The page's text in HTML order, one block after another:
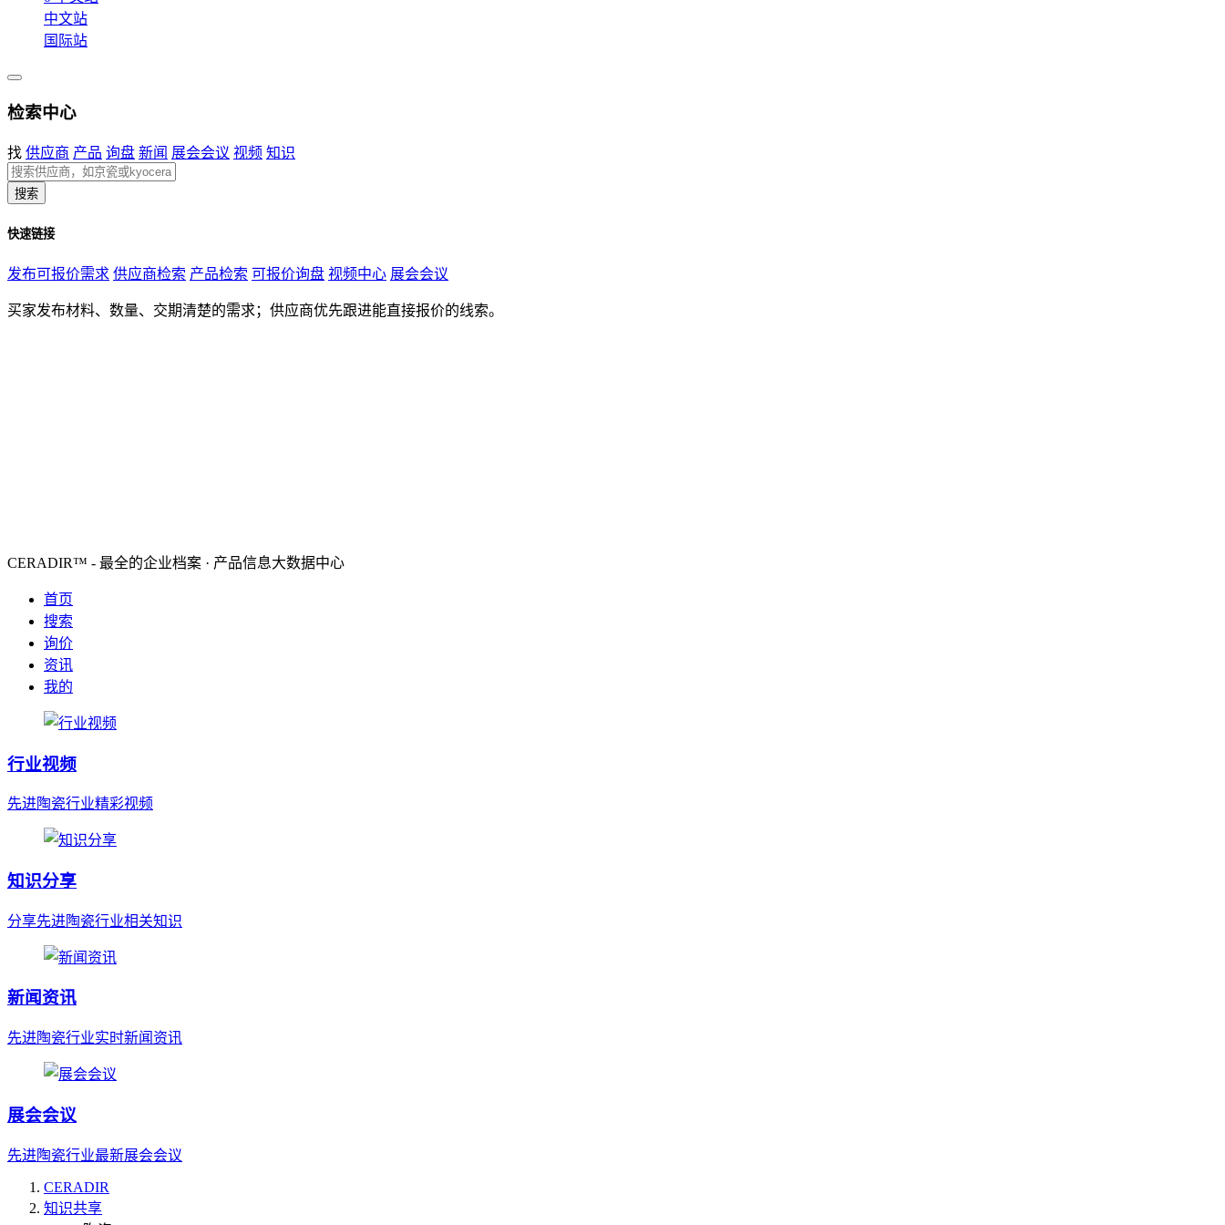
中文站
国际站
检索中心
找 供应商 产品 询盘 新闻 展会会议 视频 知识
搜索
快速链接
发布可报价需求 供应商检索 产品检索 可报价询盘 视频中心 展会会议
买家发布材料、数量、交期清楚的需求；供应商优先跟进能直接报价的线索。
CERADIR™ - 最全的企业档案 · 产品信息大数据中心
首页
搜索
询价
资讯
我的
行业视频
先进陶瓷行业精彩视频
知识分享
分享先进陶瓷行业相关知识
新闻资讯
先进陶瓷行业实时新闻资讯
展会会议
先进陶瓷行业最新展会会议
CERADIR
知识共享